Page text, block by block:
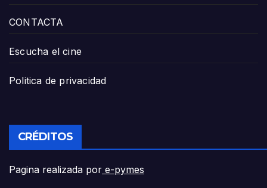
CONTACTA
Escucha el cine
Politica de privacidad
CRÉDITOS
Pagina realizada por e-pymes